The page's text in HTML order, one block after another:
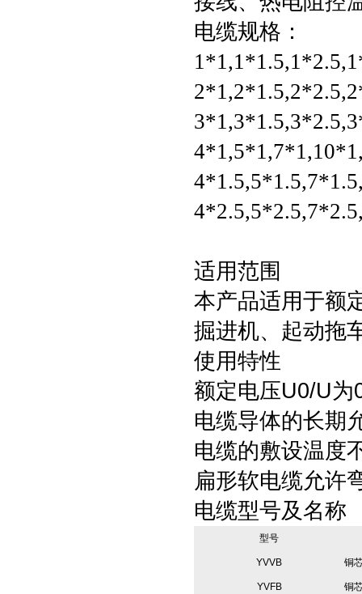
电缆规格：
适用范围
本产品适用于额
掘进机、起动拖
使用特性
额定电压U0/U为
电缆导体的长期
电缆的敷设温度
扁形软电缆允许
电缆型号及名称
型号
YVVB 铜
YVFB 铜